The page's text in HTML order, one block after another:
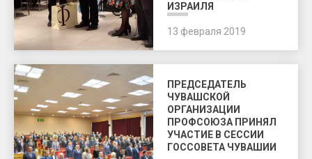
ИЗРАИЛЯ
13 февраля 2019
ПРЕДСЕДАТЕЛЬ
ЧУВАШСКОЙ
ОРГАНИЗАЦИИ
ПРОФСОЮЗА ПРИНЯЛ
УЧАСТИЕ В СЕССИИ
ГОССОВЕТА ЧУВАШИИ